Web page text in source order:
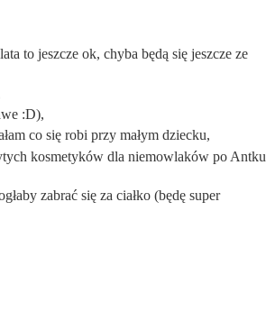
to jeszcze ok, chyba będą się jeszcze ze
:D),
co się robi przy małym dziecku,
kosmetyków dla niemowlaków po Antku
zabrać się za ciałko (będę super